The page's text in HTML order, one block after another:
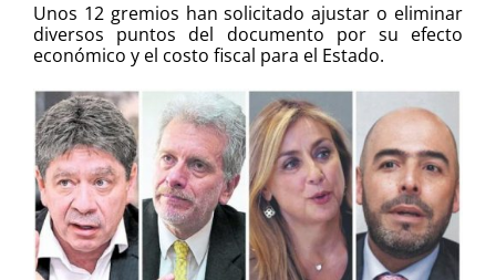
Unos 12 gremios han solicitado ajustar o eliminar
diversos puntos del documento por su efecto
económico y el costo fiscal para el Estado.